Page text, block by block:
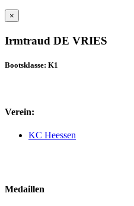
×
Irmtraud DE VRIES
Bootsklasse: K1
Verein:
KC Heessen
Medaillen